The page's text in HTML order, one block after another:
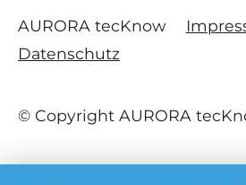
AURORA tecKnow
Datenschutz
© Copyright AURORA